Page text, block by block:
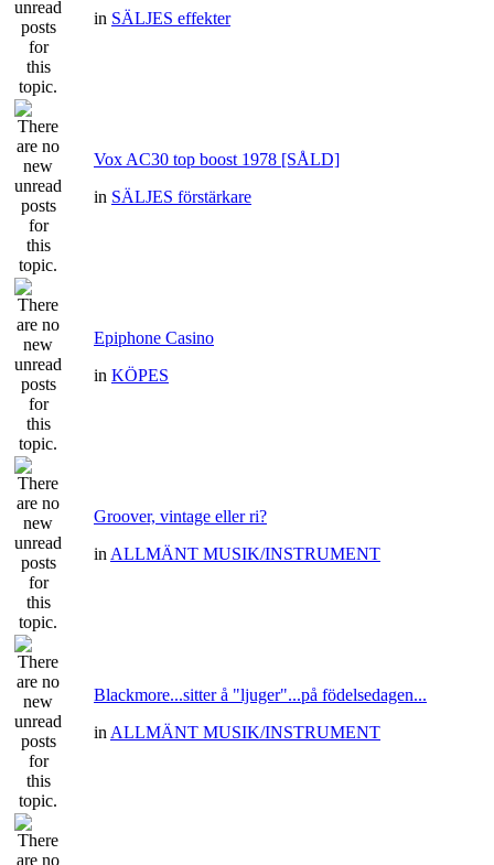
in SÄLJES effekter
Vox AC30 top boost 1978 [SÅLD]
in SÄLJES förstärkare
Epiphone Casino
in KÖPES
Groover, vintage eller ri?
in ALLMÄNT MUSIK/INSTRUMENT
Blackmore...sitter å "ljuger"...på födelsedagen...
in ALLMÄNT MUSIK/INSTRUMENT